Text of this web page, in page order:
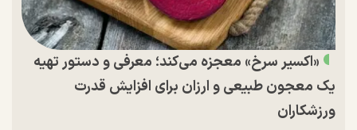
«اکسیر سرخ» معجزه می‌کند؛ معرفی و دستور تهیه
یک معجون طبیعی و ارزان برای افزایش قدرت
ورزشکاران